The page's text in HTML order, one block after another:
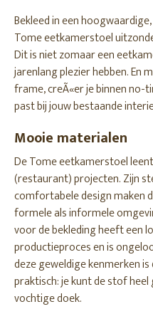
Bekleed in een
Tome eetkamerstoel
Dit is niet zomaar een
jarenlang plezier hebben. En
frame, creÃ«er je binnen no-
past bij jouw bestaande
Mooie materialen
De Tome eetkamerstoel
(restaurant) projecten. Zijn
comfortabele design maken
formele als informele
voor de bekleding heeft een
productieproces en is
deze geweldige kenmerken
praktisch: je kunt de stof
vochtige doek.